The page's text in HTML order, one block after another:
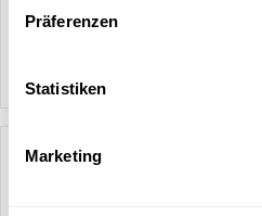
Präferenzen
Statistiken
Marketing
unseres Angebotes zu